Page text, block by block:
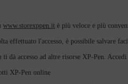
www.storexppen.itè più veloce e più
effettuato l'accesso, è possibile salvare
dà accesso ad altre risorse XP-Pen.
XP-Pen online